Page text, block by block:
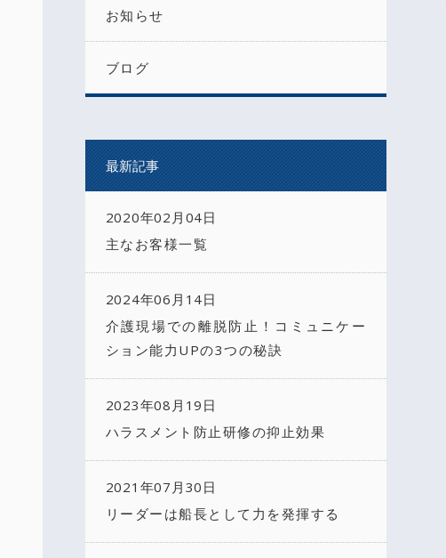
お知らせ
ブログ
最新記事
2020年02月04日
主なお客様一覧
2024年06月14日
介護現場での離脱防止！コミュニケー
ション能力UPの3つの秘訣
2023年08月19日
ハラスメント防止研修の抑止効果
2021年07月30日
リーダーは船長として力を発揮する